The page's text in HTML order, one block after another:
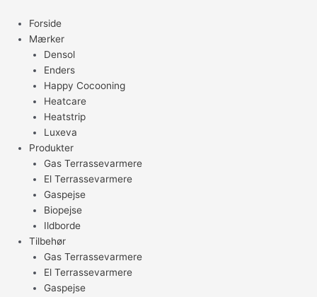
indholdet
Forside
Mærker
Densol
Enders
Happy Cocooning
Heatcare
Heatstrip
Luxeva
Produkter
Gas Terrassevarmere
El Terrassevarmere
Gaspejse
Biopejse
Ildborde
Tilbehør
Gas Terrassevarmere
El Terrassevarmere
Gaspejse